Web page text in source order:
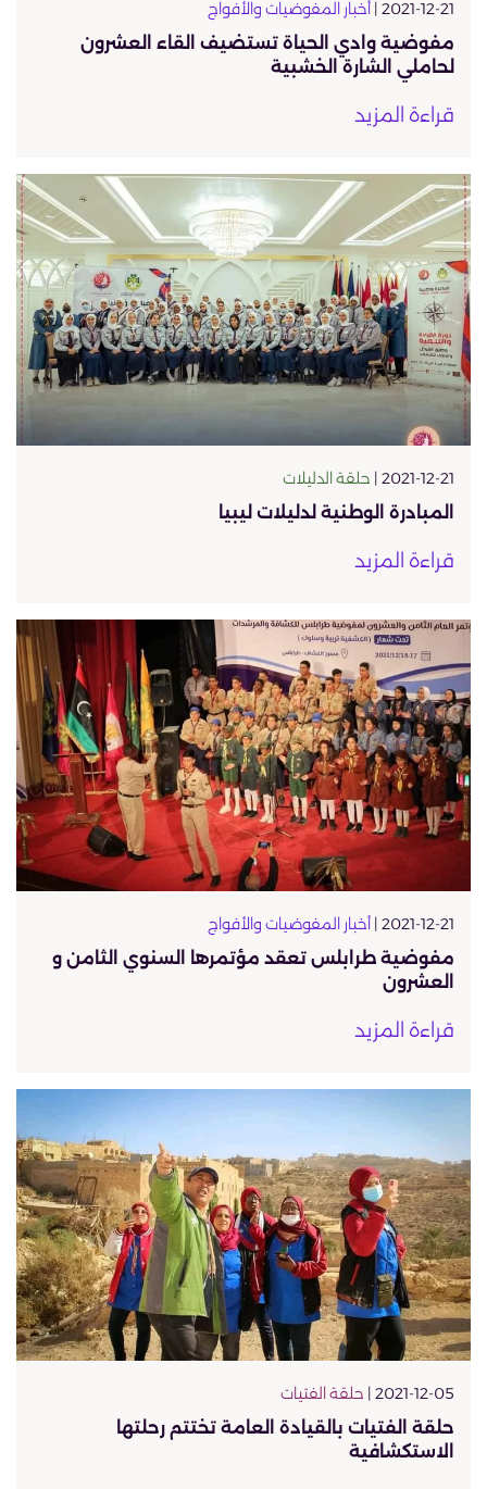
2021-12-21 | أخبار المفوضيات والأفواج
مفوضية وادي الحياة تستضيف القاء العشرون
لحاملي الشارة الخشبية
قراءة المزيد
2021-12-21 | حلقة الدليلات
المبادرة الوطنية لدليلات ليبيا
قراءة المزيد
2021-12-21 | أخبار المفوضيات والأفواج
مفوضية طرابلس تعقد مؤتمرها السنوي الثامن و
العشرون
قراءة المزيد
2021-12-05 | حلقة الفتيات
حلقة الفتيات بالقيادة العامة تختتم رحلتها
الاستكشافية